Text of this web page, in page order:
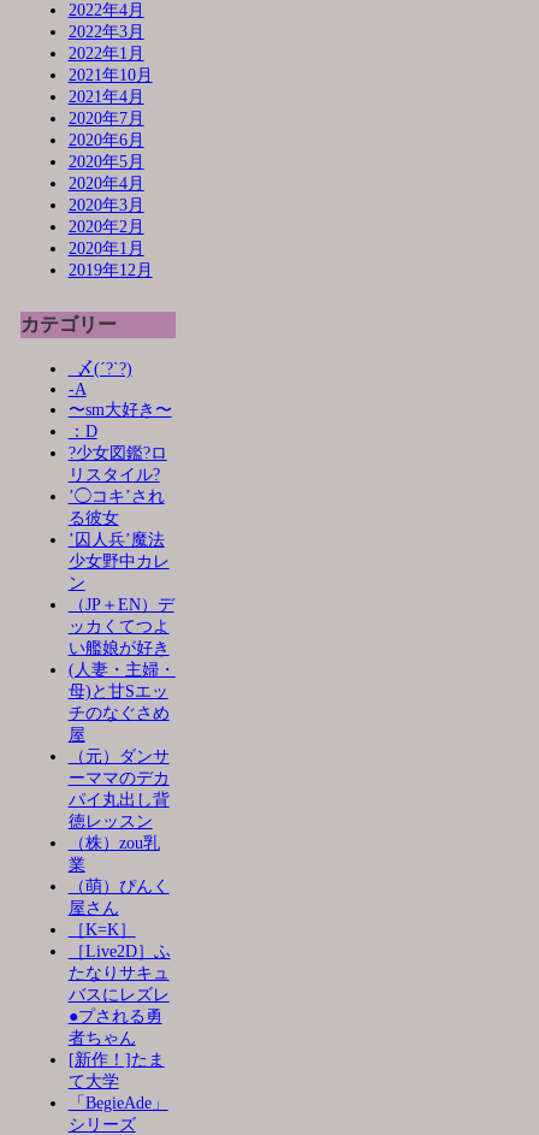
2022年4月
2022年3月
2022年1月
2021年10月
2021年4月
2020年7月
2020年6月
2020年5月
2020年4月
2020年3月
2020年2月
2020年1月
2019年12月
カテゴリー
_〆(´?`?)
-A
〜sm大好き〜
：D
?少女図鑑?ロ
リスタイル?
’◯コキ’され
る彼女
’囚人兵’魔法
少女野中カレ
ン
（JP＋EN）デ
ッカくてつよ
い艦娘が好き
(人妻・主婦・
母)と甘Sエッ
チのなぐさめ
屋
（元）ダンサ
ーママのデカ
パイ丸出し背
徳レッスン
（株）zou乳
業
（萌）ぴんく
屋さん
［K=K］
［Live2D］ふ
たなりサキュ
バスにレズレ
●プされる勇
者ちゃん
[新作！]たま
て大学
「BegieAde」
シリーズ